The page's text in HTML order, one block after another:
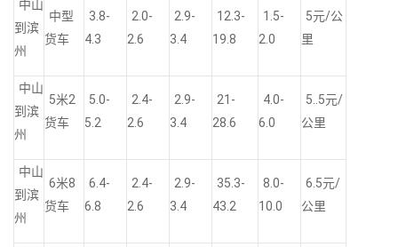
中山
到滨
州
中型
货车
3.8-
4.3
2.0-
2.6
2.9-
3.4
12.3-
19.8
1.5-
2.0
5元/公
里
中山
到滨
州
5米2
货车
5.0-
5.2
2.4-
2.6
2.9-
3.4
21-
28.6
4.0-
6.0
5..5元/
公里
中山
到滨
州
6米8
货车
6.4-
6.8
2.4-
2.6
2.9-
3.4
35.3-
43.2
8.0-
10.0
6.5元/
公里